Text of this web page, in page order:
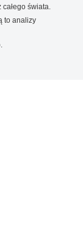
świata.
to analizy